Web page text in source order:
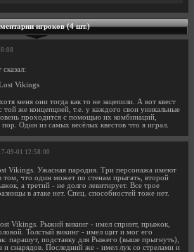
игроков (4 шт.)
сказал:
Vikings
меня они тогда как то не зацепили. А вот квест
той же концепцией, т.е. у каждого свои уникальные
проходится с помощью их комбинаций,
Один из самых весёлых квестов что я играл.
09-01 12:58:00
Vikings. Ужасная пародия. Три персонажа имеют
том, что один может по стенам прыгать, второй
а третий - не долго левитирует. Все трое
в атаке нет. Спец. способностей тоже нет.
Vikings. Рыжий викинг - имел спринт, прыжок,
Толстый викинг - имел щит и мог его
парашут, подставку для Рыжего (выше прыгнуть),
и снарядов. Последний же - имел лук со стрелами и